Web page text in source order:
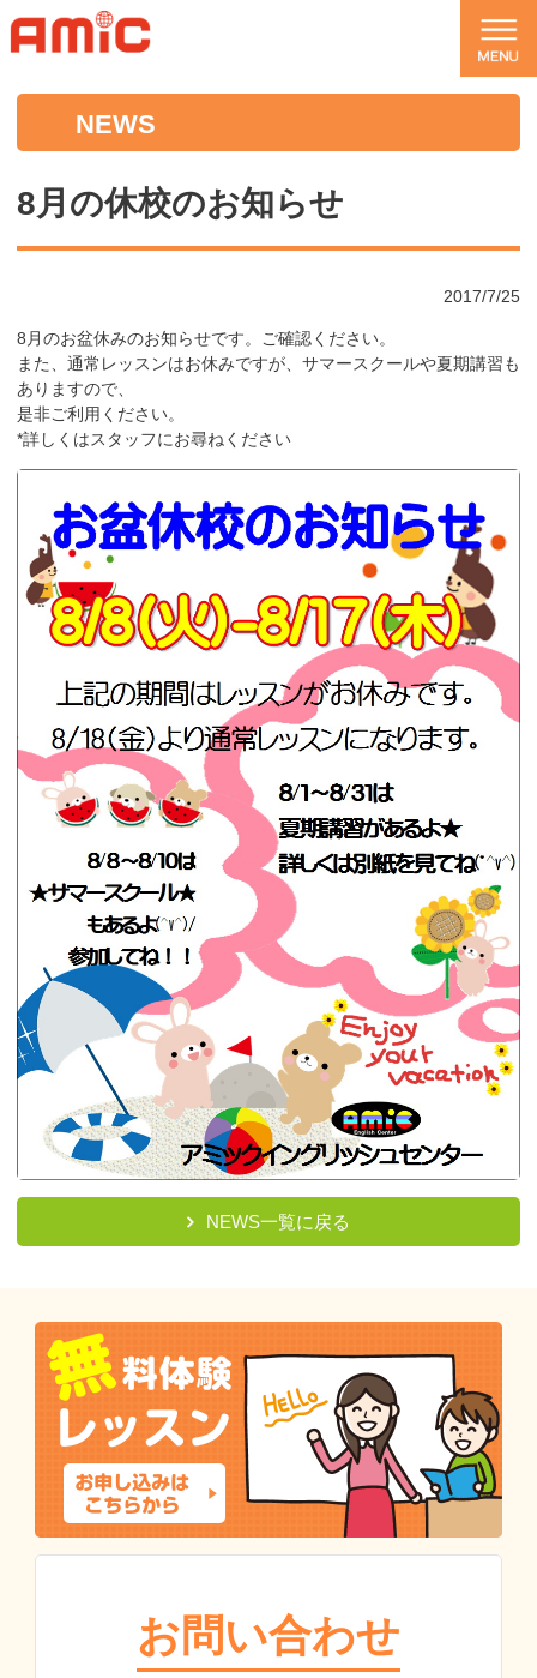
NEWS
8月の休校のお知らせ
2017/7/25
8月のお盆休みのお知らせです。ご確認ください。
また、通常レッスンはお休みですが、サマースクールや夏期講習も
ありますので、
是非ご利用ください。
*詳しくはスタッフにお尋ねください
NEWS一覧に戻る
お問い合わせ